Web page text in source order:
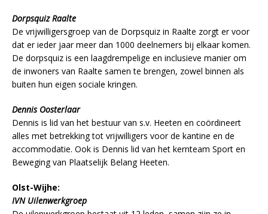
Dorpsquiz Raalte
De vrijwilligersgroep van de Dorpsquiz in Raalte zorgt er voor
dat er ieder jaar meer dan 1000 deelnemers bij elkaar komen.
De dorpsquiz is een laagdrempelige en inclusieve manier om
de inwoners van Raalte samen te brengen, zowel binnen als
buiten hun eigen sociale kringen.
Dennis Oosterlaar
Dennis is lid van het bestuur van s.v. Heeten en coördineert
alles met betrekking tot vrijwilligers voor de kantine en de
accommodatie. Ook is Dennis lid van het kernteam Sport en
Beweging van Plaatselijk Belang Heeten.
Olst-Wijhe:
IVN Uilenwerkgroep